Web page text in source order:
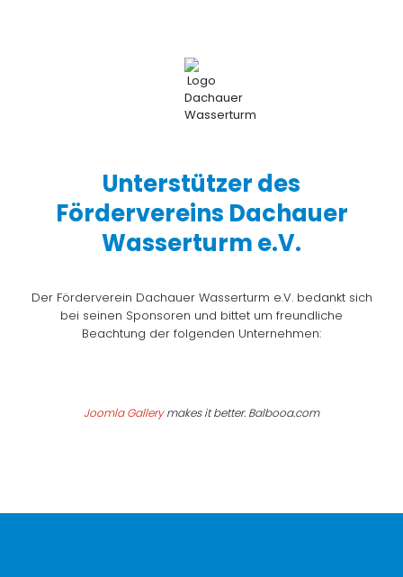
Unterstützer des
Fördervereins Dachauer
Wasserturm e.V.
Der Förderverein Dachauer Wasserturm e.V. bedankt sich
bei seinen Sponsoren und bittet um freundliche
Beachtung der folgenden Unternehmen:
Joomla Gallerymakes it better. Balbooa.com